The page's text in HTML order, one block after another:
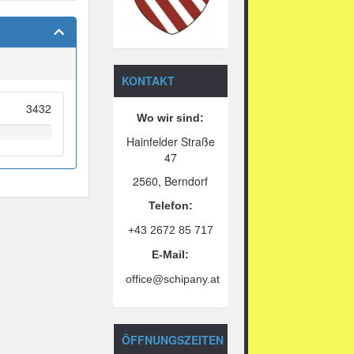
3432
KONTAKT
Wo wir sind:
Hainfelder Straße
47
2560, Berndorf
Telefon:
+43 2672 85 717
E-Mail:
office@schipany.at
ÖFFNUNGSZEITEN